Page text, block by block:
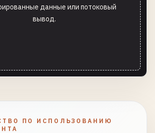
данные или потоковый
вывод.
ПО ИСПОЛЬЗОВАНИЮ